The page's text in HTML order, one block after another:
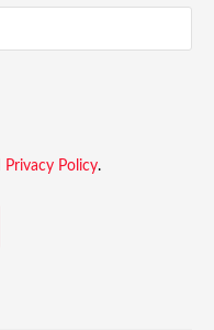
Privacy Policy.